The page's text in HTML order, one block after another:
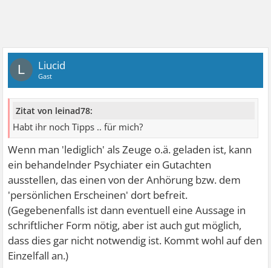
L Liucid
Gast
Zitat von leinad78:
Habt ihr noch Tipps .. für mich?
Wenn man 'lediglich' als Zeuge o.ä. geladen ist, kann
ein behandelnder Psychiater ein Gutachten
ausstellen, das einen von der Anhörung bzw. dem
'persönlichen Erscheinen' dort befreit.
(Gegebenenfalls ist dann eventuell eine Aussage in
schriftlicher Form nötig, aber ist auch gut möglich,
dass dies gar nicht notwendig ist. Kommt wohl auf den
Einzelfall an.)